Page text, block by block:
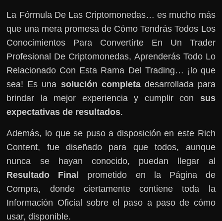
La Fórmula De Las Criptomonedas… es mucho más
que una mera promesa de Cómo Tendrás Todos Los
Conocimientos Para Convertirte En Un Trader
Profesional De Criptomonedas, Aprenderás Todo Lo
Relacionado Con Esta Rama Del Trading… ¡lo que
sea! Es una solución completadesarrollada para
brindar la mejor experiencia y cumplir con sus
expectativas de resultados.
Además, lo que se puso a disposición en este Rich
Content, fue diseñado para que todos, aunque
nunca se hayan conocido, puedan llegar al
Resultado Final prometido en la Página de
Compra, donde ciertamente contiene toda la
Información Oficial sobre el paso a paso de cómo
usar, disponible.